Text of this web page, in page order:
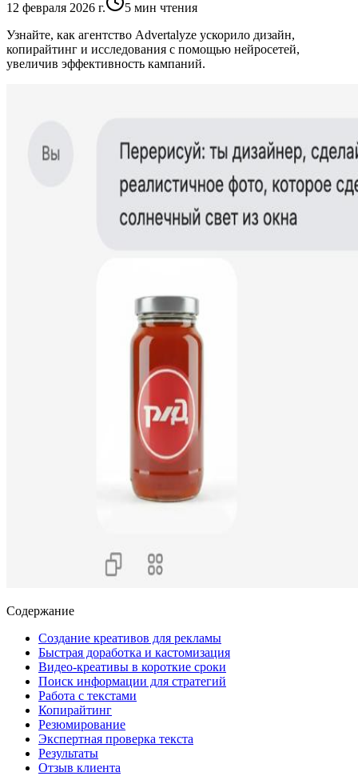
12 февраля 2026 г. 5 мин чтения
Узнайте, как агентство Advertalyze ускорило дизайн,
копирайтинг и исследования с помощью нейросетей,
увеличив эффективность кампаний.
Содержание
Создание креативов для рекламы
Быстрая доработка и кастомизация
Видео-креативы в короткие сроки
Поиск информации для стратегий
Работа с текстами
Копирайтинг
Резюмирование
Экспертная проверка текста
Результаты
Отзыв клиента